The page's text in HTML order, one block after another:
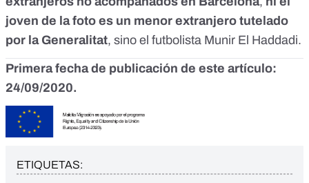
joven de la foto es un menor extranjero tutelado
por la Generalitat, sino el futbolista Munir El Haddadi.
Primera fecha de publicación de este artículo:
24/09/2020.
ETIQUETAS: